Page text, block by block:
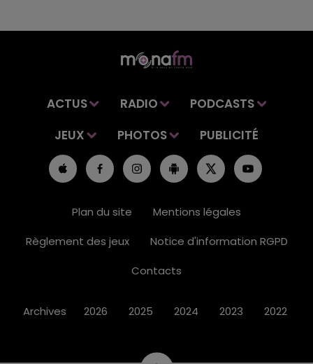
ACTUS RADIO
PODCASTS
JEUX
PHOTOS PUBLICITÉ
Plan du site
Mentions légales
Règlement des jeux
Notice d'information RGPD
Contacts
Archives 2026 2025 2024 2023 2022